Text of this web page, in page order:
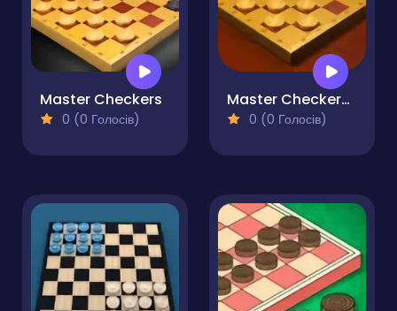
Master Checkers
0 (0 Голосів)
Master Checkers Multiplayer
0 (0 Голосів)